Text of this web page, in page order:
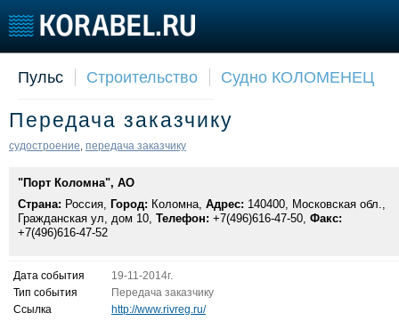
Пульс
Новости
Репутация
Работа
Крюинг
Реклама
Доска объявлений
Продажа флота
Материалы
Услуги
Пульс Строительство Судно КОЛОМЕНЕЦ
Передача заказчику
судостроение передача заказчику
"Порт Коломна", АО
Страна: Россия, Город: Коломна, Адрес: 140400, Московская обл.,
Гражданская ул, дом 10, Телефон: +7(496)616-47-50, Факс:
+7(496)616-47-52
Дата события
19-11-2014г.
Тип события
Передача заказчику
Ссылка
http://www.rivreg.ru/